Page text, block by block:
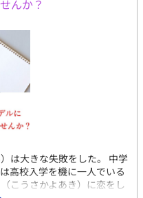
んか？
は大きな失敗をした。 中学
高校入学を機に一人でいる
こうさかよあき）に恋をし